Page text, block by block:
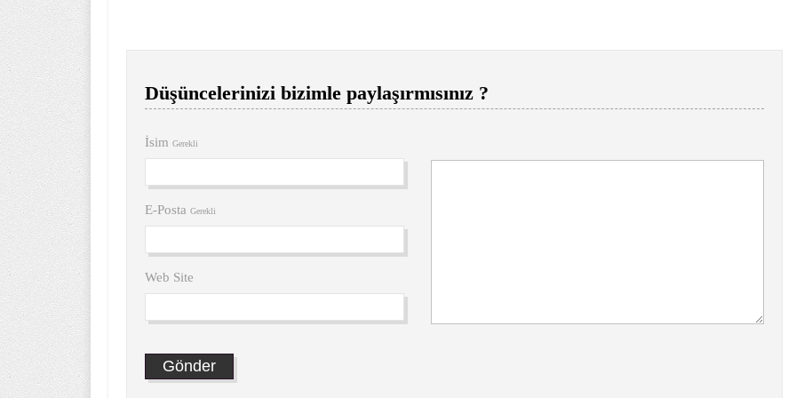
Düşüncelerinizi bizimle paylaşırmısınız ?
İsim Gerekli
E-Posta Gerekli
Web Site